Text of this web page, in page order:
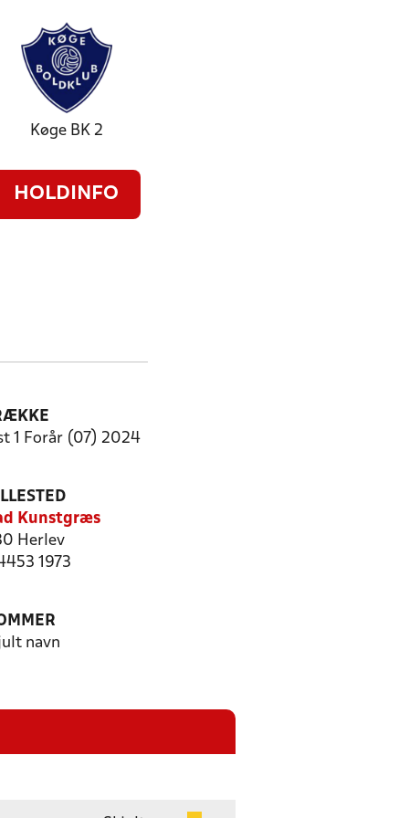
Køge BK 2
HOLDINFO
1 Forår (07) 2024
Kunstgræs
Herlev
1973
navn